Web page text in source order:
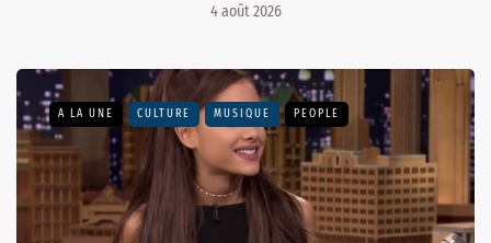
4 août 2026
A LA UNE CULTURE MUSIQUE PEOPLE